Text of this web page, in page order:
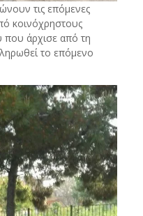
τις επόμενες
κοινόχρηστους
που άρχισε από τη
το επόμενο